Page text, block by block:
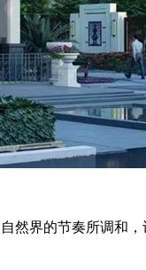
界的节奏所调和，